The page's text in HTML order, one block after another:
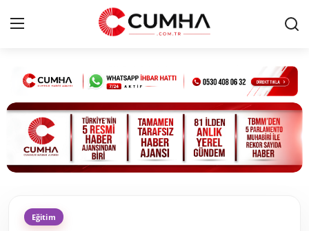
Kurumsal
Cumhurbaşkanlığı
Bakanlıklar
Siyasi Partiler
Eğitim